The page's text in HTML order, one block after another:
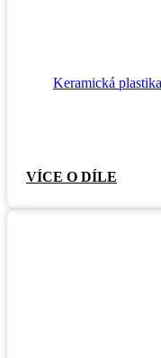
Keramická
VÍCE O DÍLE